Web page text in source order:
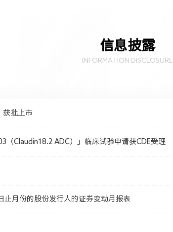
信息披露
INFORMATION DISCLOSURE
获批上市
（Claudin18.2 ADC）」临床试验申请获CDE受理
止月份的股份发行人的证券变动月报表